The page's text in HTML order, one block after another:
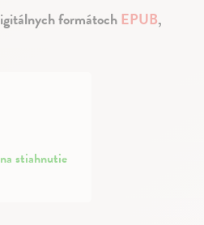
formátochEPUB,
stiahnutie